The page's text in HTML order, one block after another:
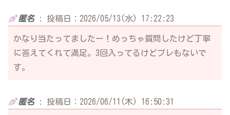
匿名: 投稿日：2026/05/13(水) 17:22:23
かなり当たってましたー！めっちゃ質問したけど丁寧
に答えてくれて満足。3回入ってるけどブレもないで
す。
匿名: 投稿日：2026/06/11(木) 16:50:31